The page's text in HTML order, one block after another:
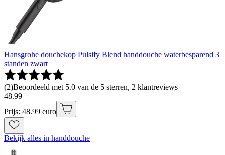
Hansgrohe douchekop Pulsify Blend handdouche waterbesparend 3
standen zwart
(2)Beoordeeld met 5.0 van de 5 sterren, 2 klantreviews
48.99
Prijs: 48.99 euro
Bekijk alles in handdouche